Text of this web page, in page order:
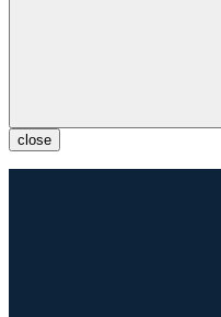
close